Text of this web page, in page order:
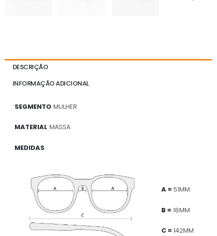
DESCRIÇÃO
INFORMAÇÃO ADICIONAL
SEGMENTO MULHER
MATERIAL MASSA
MEDIDAS
A = 51MM
B = 18MM
C = 142MM